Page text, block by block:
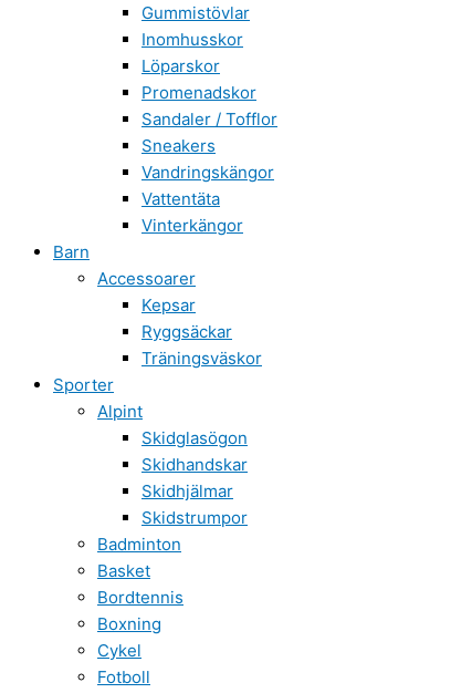
Gummistövlar
Inomhusskor
Löparskor
Promenadskor
Sandaler / Tofflor
Sneakers
Vandringskängor
Vattentäta
Vinterkängor
Barn
Accessoarer
Kepsar
Ryggsäckar
Träningsväskor
Sporter
Alpint
Skidglasögon
Skidhandskar
Skidhjälmar
Skidstrumpor
Badminton
Basket
Bordtennis
Boxning
Cykel
Fotboll